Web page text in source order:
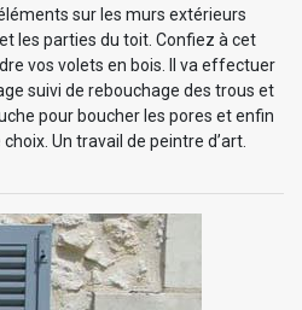
sur les murs extérieurs
les parties du toit. Confiez à cet
vos volets en bois. Il va effectuer
suivi de rebouchage des trous et
pour boucher les pores et enfin
Un travail de peintre d’art.